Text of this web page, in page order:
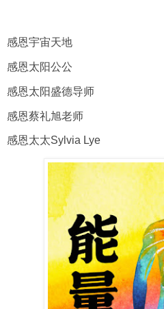
感恩宇宙天地
感恩太阳公公
感恩太阳盛德导师
感恩蔡礼旭老师
感恩太太Sylvia Lye